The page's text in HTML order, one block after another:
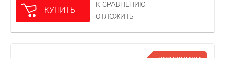
КУПИТЬ
К СРАВНЕНИЮ
ОТЛОЖИТЬ